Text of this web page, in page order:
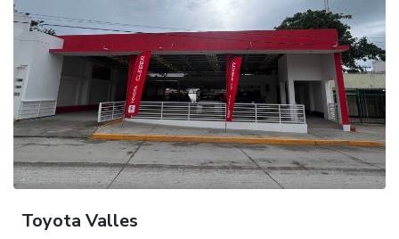
Toyota Valles